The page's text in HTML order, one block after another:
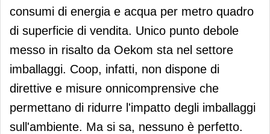
consumi di energia e acqua per metro quadro
di superficie di vendita. Unico punto debole
messo in risalto da Oekom sta nel settore
imballaggi. Coop, infatti, non dispone di
direttive e misure onnicomprensive che
permettano di ridurre l'impatto degli imballaggi
sull'ambiente. Ma si sa, nessuno è perfetto.